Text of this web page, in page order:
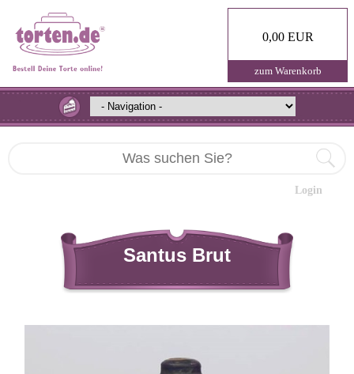
0,00 EUR
zum Warenkorb
Login
Santus Brut